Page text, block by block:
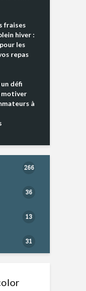
fraises
hiver :
les
repas
défi
motiver
à
266
36
13
31